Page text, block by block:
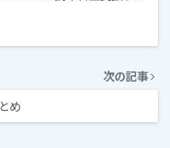
次の記事
め